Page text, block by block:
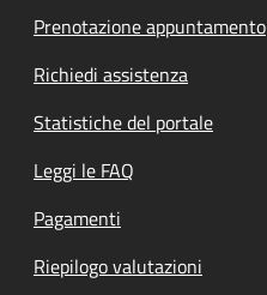
Prenotazione appuntamento
Richiedi assistenza
Statistiche del portale
Leggi le FAQ
Pagamenti
Riepilogo valutazioni